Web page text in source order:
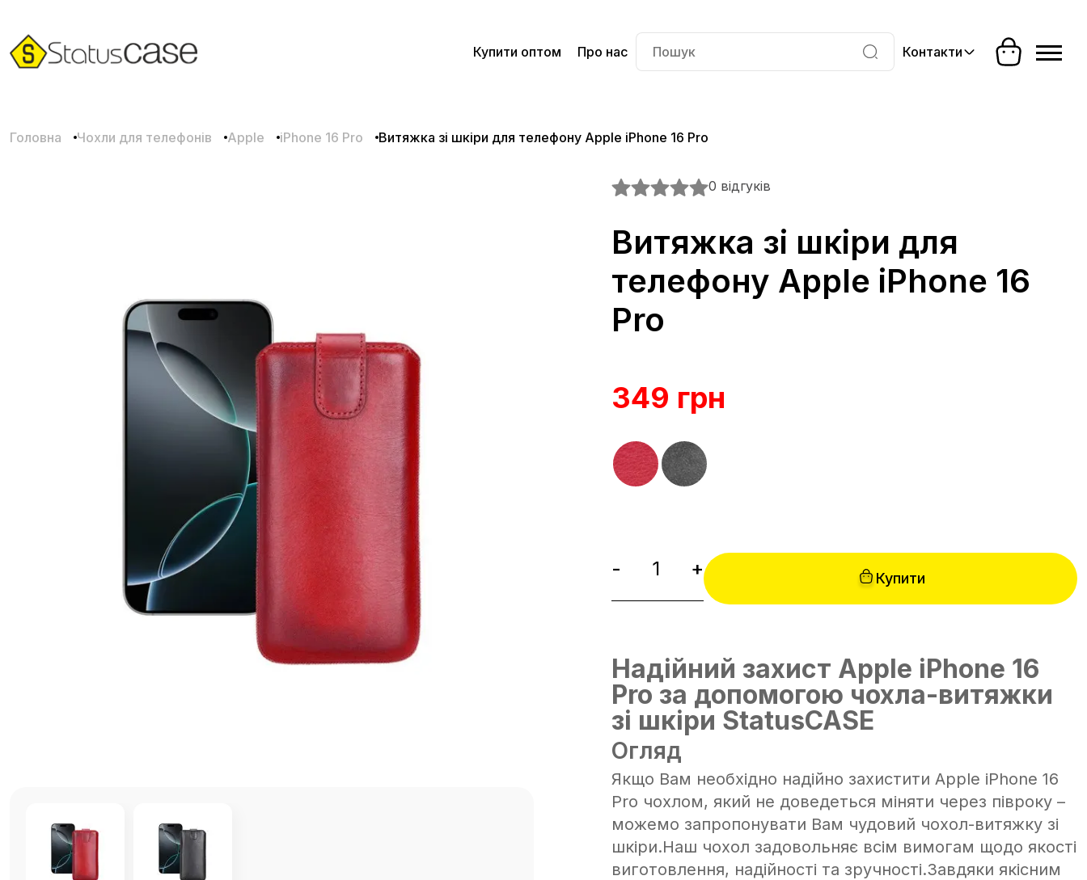
Купити оптом Про нас Контакти
Головна Чохли для телефонів Apple iPhone 16 Pro Витяжка зі шкіри для телефону Apple iPhone 16 Pro
0 відгуків
Витяжка зі шкіри для
телефону Apple iPhone 16
Pro
349 грн
- + Купити
Надійний захист Apple iPhone 16
Pro за допомогою чохла-витяжки
зі шкіри StatusCASE
Огляд
Якщо Вам необхідно надійно захистити Apple iPhone 16
Pro чохлом, який не доведеться міняти через півроку –
можемо запропонувати Вам чудовий чохол-витяжку зі
шкіри.Наш чохол задовольняє всім вимогам щодо якості
виготовлення, надійності та зручності.Завдяки якісним